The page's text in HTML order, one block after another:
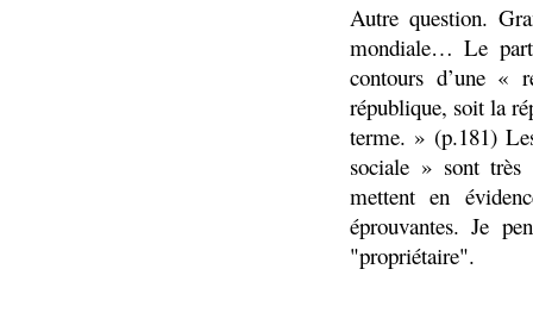
Autre question.
mondiale… Le
contours d’une
république, soit la
terme. » (p.181)
sociale » sont très
mettent en
éprouvantes. Je
"propriétaire".